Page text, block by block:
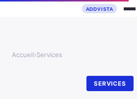
Accueil›Services
SERVICES